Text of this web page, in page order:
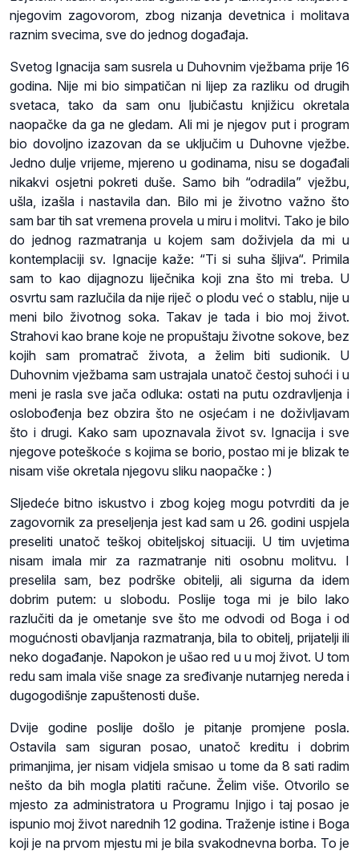
njegovim zagovorom, zbog nizanja devetnica i molitava
raznim svecima, sve do jednog događaja.
Svetog Ignacija sam susrela u Duhovnim vježbama prije 16
godina. Nije mi bio simpatičan ni lijep za razliku od drugih
svetaca, tako da sam onu ljubičastu knjižicu okretala
naopačke da ga ne gledam. Ali mi je njegov put i program
bio dovoljno izazovan da se uključim u Duhovne vježbe.
Jedno dulje vrijeme, mjereno u godinama, nisu se događali
nikakvi osjetni pokreti duše. Samo bih “odradila” vježbu,
ušla, izašla i nastavila dan. Bilo mi je životno važno što
sam bar tih sat vremena provela u miru i molitvi. Tako je bilo
do jednog razmatranja u kojem sam doživjela da mi u
kontemplaciji sv. Ignacije kaže: “Ti si suha šljiva“. Primila
sam to kao dijagnozu liječnika koji zna što mi treba. U
osvrtu sam razlučila da nije riječ o plodu već o stablu, nije u
meni bilo životnog soka. Takav je tada i bio moj život.
Strahovi kao brane koje ne propuštaju životne sokove, bez
kojih sam promatrač života, a želim biti sudionik. U
Duhovnim vježbama sam ustrajala unatoč čestoj suhoći i u
meni je rasla sve jača odluka: ostati na putu ozdravljenja i
oslobođenja bez obzira što ne osjećam i ne doživljavam
što i drugi. Kako sam upoznavala život sv. Ignacija i sve
njegove poteškoće s kojima se borio, postao mi je blizak te
nisam više okretala njegovu sliku naopačke : )
Sljedeće bitno iskustvo i zbog kojeg mogu potvrditi da je
zagovornik za preseljenja jest kad sam u 26. godini uspjela
preseliti unatoč teškoj obiteljskoj situaciji. U tim uvjetima
nisam imala mir za razmatranje niti osobnu molitvu. I
preselila sam, bez podrške obitelji, ali sigurna da idem
dobrim putem: u slobodu. Poslije toga mi je bilo lako
razlučiti da je ometanje sve što me odvodi od Boga i od
mogućnosti obavljanja razmatranja, bila to obitelj, prijatelji ili
neko događanje. Napokon je ušao red u u moj život. U tom
redu sam imala više snage za sređivanje nutarnjeg nereda i
dugogodišnje zapuštenosti duše.
Dvije godine poslije došlo je pitanje promjene posla.
Ostavila sam siguran posao, unatoč kreditu i dobrim
primanjima, jer nisam vidjela smisao u tome da 8 sati radim
nešto da bih mogla platiti račune. Želim više. Otvorilo se
mjesto za administratora u Programu Injigo i taj posao je
ispunio moj život narednih 12 godina. Traženje istine i Boga
koji je na prvom mjestu mi je bila svakodnevna borba. To je